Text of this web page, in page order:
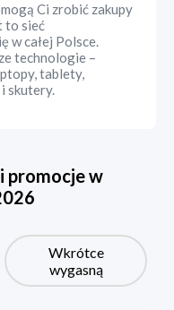
Ci zrobić zakupy
to sieć
w całej Polsce.
technologie –
tablety,
skutery.
promocje w
Wkrótce
wygasną